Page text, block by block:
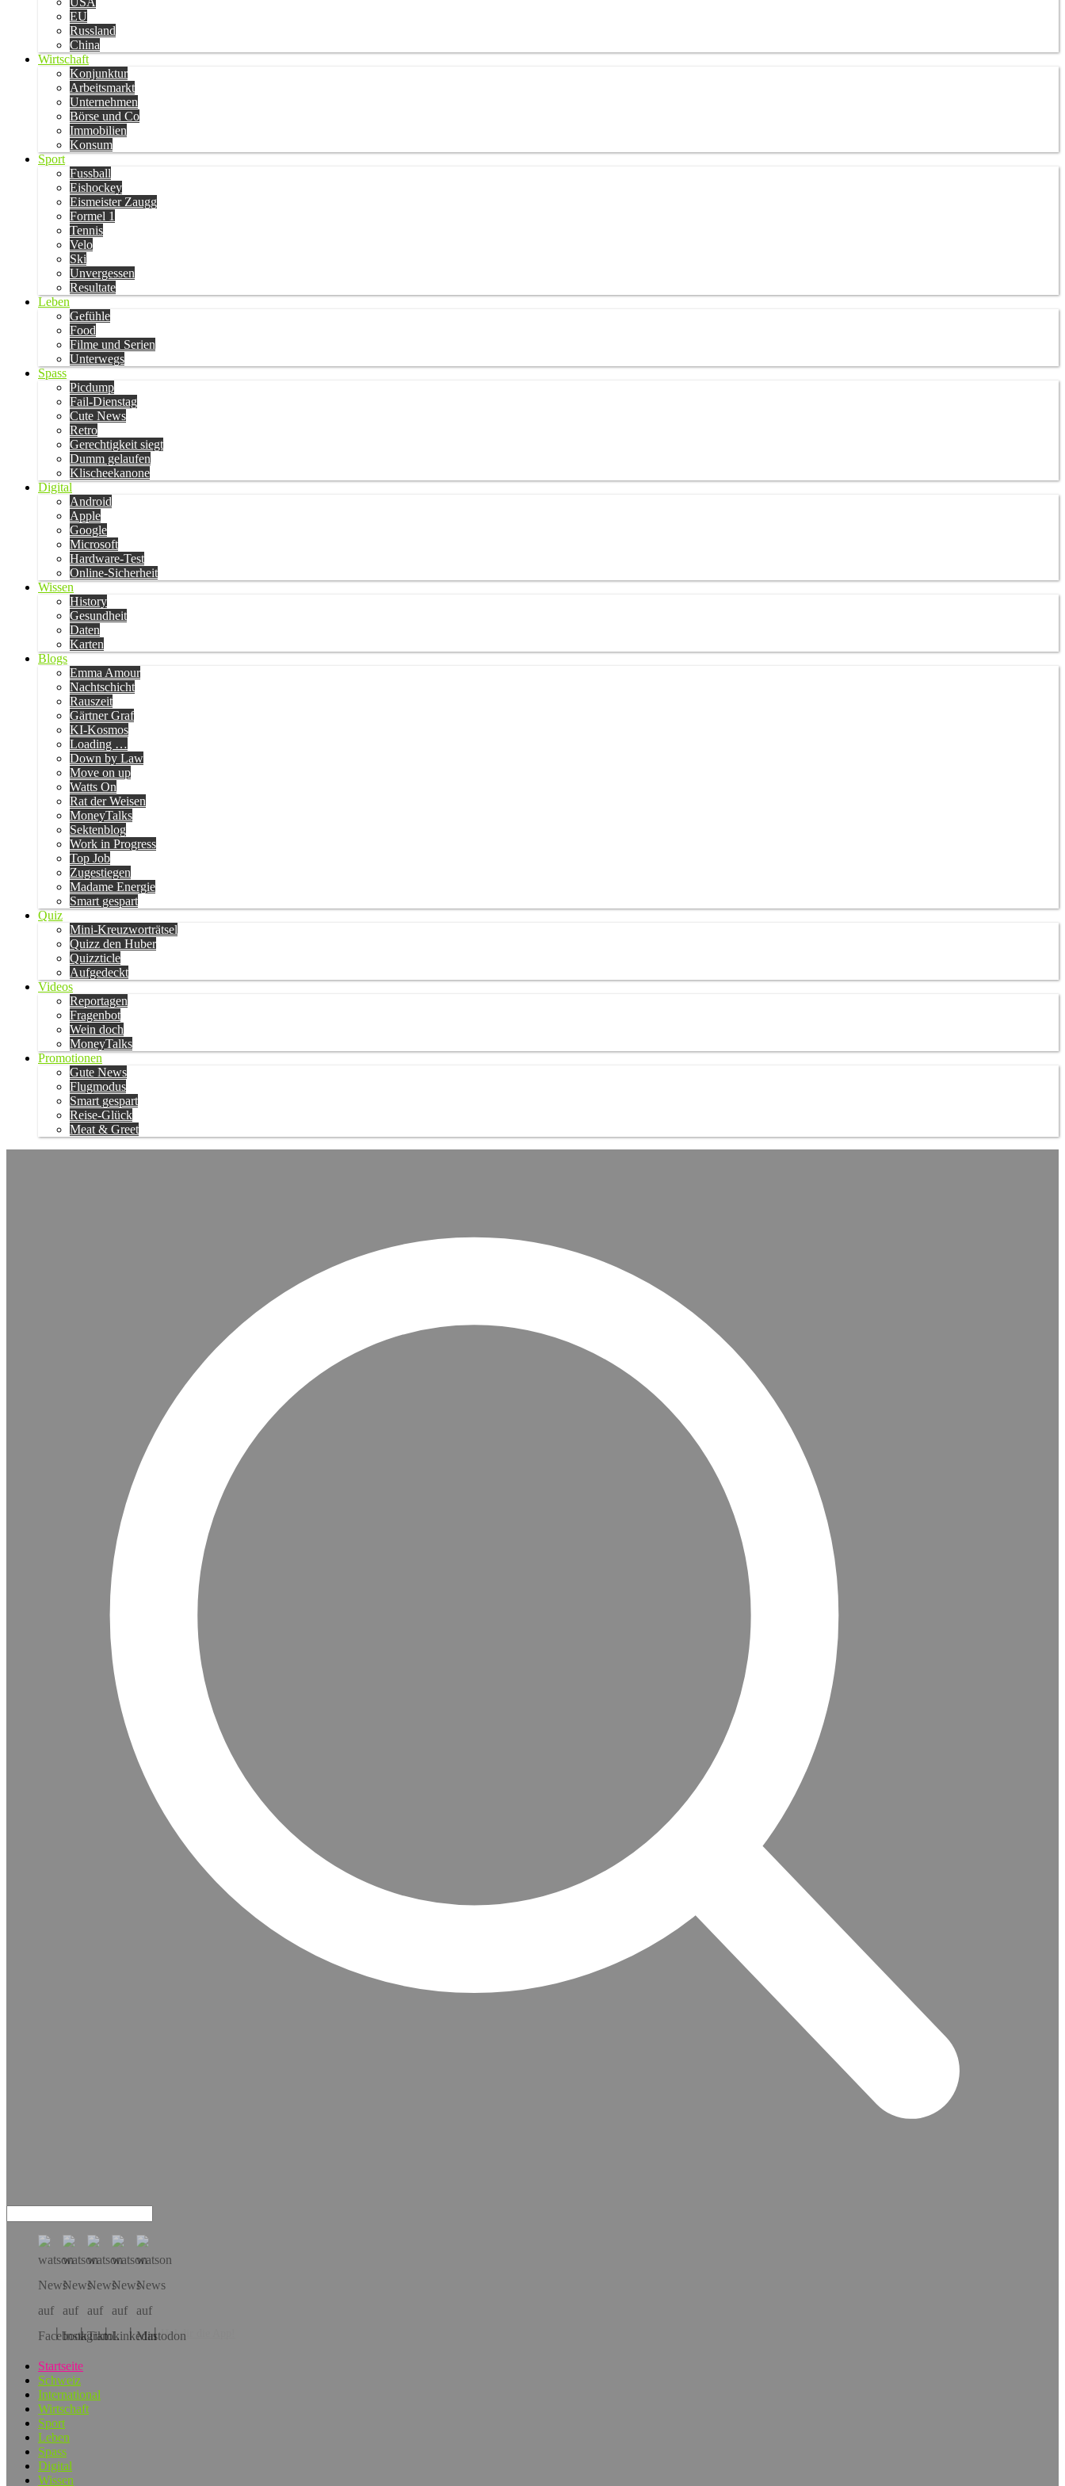
EU
Russland
China
Wirtschaft
Konjunktur
Arbeitsmarkt
Unternehmen
Börse und Co
Immobilien
Konsum
Sport
Fussball
Eishockey
Eismeister Zaugg
Formel 1
Tennis
Velo
Ski
Unvergessen
Resultate
Leben
Gefühle
Food
Filme und Serien
Unterwegs
Spass
Picdump
Fail-Dienstag
Cute News
Retro
Gerechtigkeit siegt
Dumm gelaufen
Klischeekanone
Digital
Android
Apple
Google
Microsoft
Hardware-Test
Online-Sicherheit
Wissen
History
Gesundheit
Daten
Karten
Blogs
Emma Amour
Nachtschicht
Rauszeit
Gärtner Graf
KI-Kosmos
Loading …
Down by Law
Move on up
Watts On
Rat der Weisen
MoneyTalks
Sektenblog
Work in Progress
Top Job
Zugestiegen
Madame Energie
Smart gespart
Quiz
Mini-Kreuzworträtsel
Quizz den Huber
Quizzticle
Aufgedeckt
Videos
Reportagen
Fragenbot
Wein doch
MoneyTalks
Promotionen
Gute News
Flugmodus
Smart gespart
Reise-Glück
Meat & Greet
Hol dir die App!
Startseite
Schweiz
International
Wirtschaft
Sport
Leben
Spass
Digital
Wissen